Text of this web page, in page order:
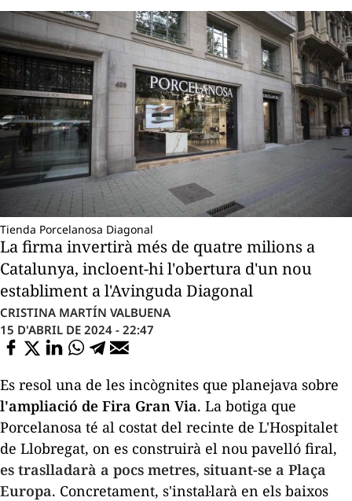
Tienda Porcelanosa Diagonal
La firma invertirà més de quatre milions a
Catalunya, incloent-hi l'obertura d'un nou
establiment a l'Avinguda Diagonal
CRISTINA MARTÍN VALBUENA
15 D'ABRIL DE 2024 - 22:47
Es resol una de les incògnites que planejava sobre
l'ampliació de Fira Gran Via. La botiga que
Porcelanosa té al costat del recinte de L'Hospitalet
de Llobregat, on es construirà el nou pavelló firal,
es traslladarà a pocs metres, situant-se a Plaça
Europa. Concretament, s'instal·larà en els baixos